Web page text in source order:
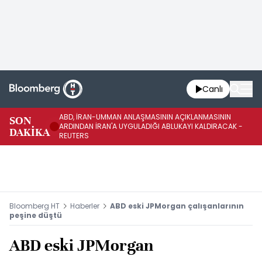
Canlı
SON
DAKİKA
ABD, İRAN-UMMAN ANLAŞMASININ AÇIKLANMASININ
ARDINDAN İRAN'A UYGULADIĞI ABLUKAYI KALDIRACAK -
REUTERS
Bloomberg HT Haberler
ABD eski JPMorgan çalışanlarının
peşine düştü
ABD eski JPMorgan